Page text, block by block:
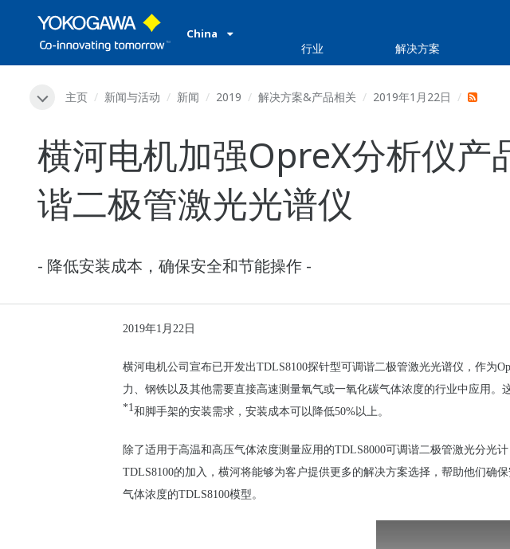
China
行业 解决方案
主页 新闻与活动 新闻 2019 解决方案&产品相关 2019年1月22日
横河电机加强OpreX分析仪产
谐二极管激光光谱仪
- 降低安装成本，确保安全和节能操作 -
2019年1月22日
横河电机公司 宣布已开发出TDLS8100探针型可调谐二极管激光光谱仪 ， 作为
力、 钢铁以及其他需要直接高速测 量氧气或一氧化碳气体浓度的行业中 应用 。
*1 和脚手架的安装需求，安装成本可以降低50%以上。
除了适用于高温和高压气体浓度测 量应用的TDLS8000可调谐二极管激光分光计
TDLS8100的加入，横河将能够为客 户提供更多的解决方案选择，帮助他们确
气体浓度的TDLS8100模型。